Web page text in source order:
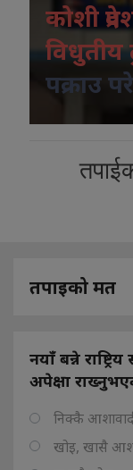
कोशी
विधुतीय
पक्राउ परे
तपाइको मत
नयाँ बन्ने
अपेक्षा
निक्कै
खोइ, खासै